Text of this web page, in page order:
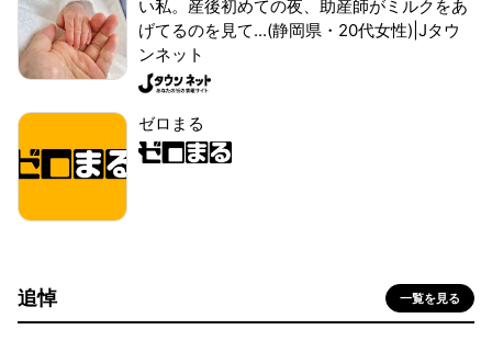
い私。産後初めての夜、助産師がミルクをあ
げてるのを見て...(静岡県・20代女性)|Jタウ
ンネット
ゼロまる
追悼 一覧を見る